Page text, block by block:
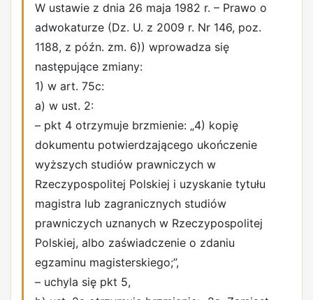
W ustawie z dnia 26 maja 1982 r. – Prawo o
adwokaturze (Dz. U. z 2009 r. Nr 146, poz.
1188, z późn. zm. 6)) wprowadza się
następujące zmiany:
1) w art. 75c:
a) w ust. 2:
– pkt 4 otrzymuje brzmienie: „4) kopię
dokumentu potwierdzającego ukończenie
wyższych studiów prawniczych w
Rzeczypospolitej Polskiej i uzyskanie tytułu
magistra lub zagranicznych studiów
prawniczych uznanych w Rzeczypospolitej
Polskiej, albo zaświadczenie o zdaniu
egzaminu magisterskiego;”,
– uchyla się pkt 5,